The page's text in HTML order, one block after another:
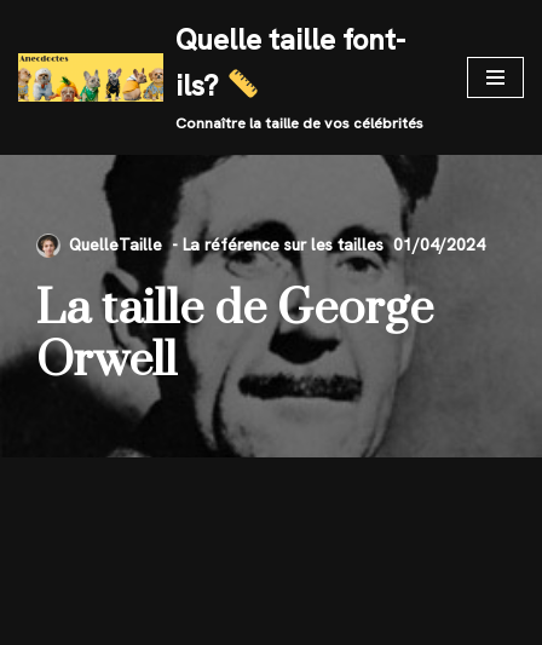
Skip
to
Quelle taille font-
ils?
Connaître la taille de vos célébrités
QuelleTaille 01/04/2024
La taille de George
Orwell